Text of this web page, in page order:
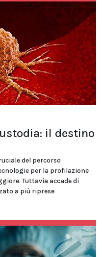
il destino
del percorso
per la profilazione
Tuttavia accade di
a più riprese